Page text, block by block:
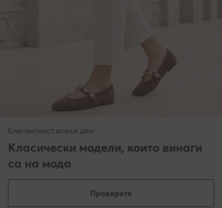
Елегантност всеки ден
Класически модели, които винаги
са на мода
Проверете